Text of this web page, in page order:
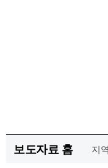
보도자료 홈 지